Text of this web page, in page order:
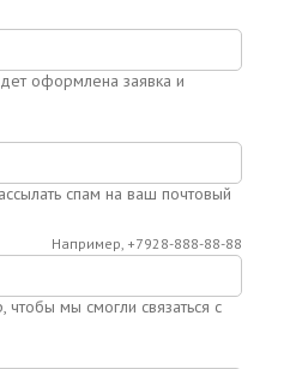
оформлена заявка и
спам на ваш почтовый
чтобы мы смогли связаться с
Например, +7928-888-88-88